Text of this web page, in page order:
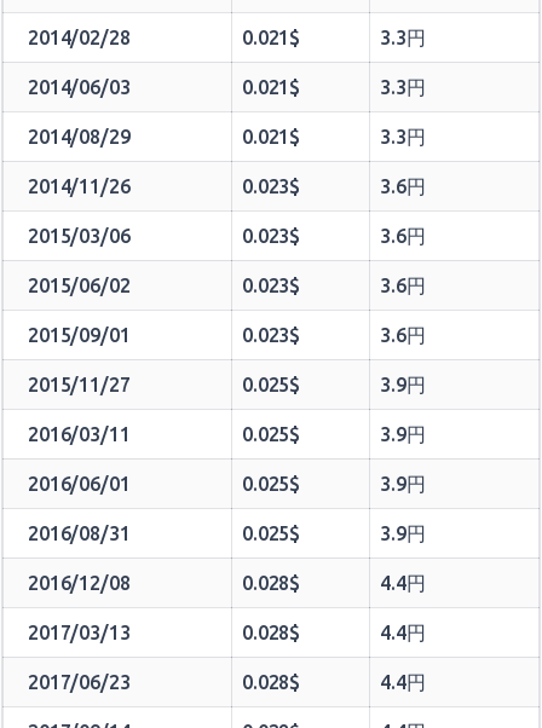
2014/02/28 0.021$ 3.3円
2014/06/03 0.021$ 3.3円
2014/08/29 0.021$ 3.3円
2014/11/26 0.023$ 3.6円
2015/03/06 0.023$ 3.6円
2015/06/02 0.023$ 3.6円
2015/09/01 0.023$ 3.6円
2015/11/27 0.025$ 3.9円
2016/03/11 0.025$ 3.9円
2016/06/01 0.025$ 3.9円
2016/08/31 0.025$ 3.9円
2016/12/08 0.028$ 4.4円
2017/03/13 0.028$ 4.4円
2017/06/23 0.028$ 4.4円